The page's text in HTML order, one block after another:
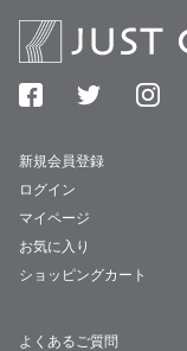
新規会員登録
ログイン
マイページ
お気に入り
ショッピングカート
よくあるご質問